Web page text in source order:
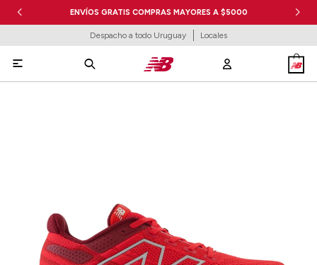
ENVÍOS GRATIS COMPRAS MAYORES A $5000
Despacho a todo Uruguay Locales
